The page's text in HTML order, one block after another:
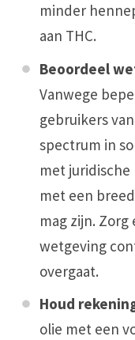
minder
aan THC.
Beoordeel
Vanwege
gebruikers
spectrum in
met
met een
mag zijn.
wetgeving
overgaat.
Houd
olie met een